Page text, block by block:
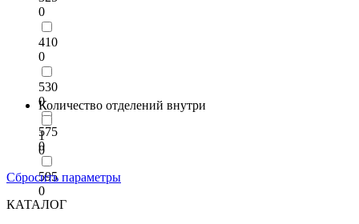
0
410
0
530
0
575
0
595
0
Количество отделений внутри
1
0
Сбросить параметры
КАТАЛОГ